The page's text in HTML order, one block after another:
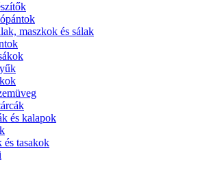
maszkok és sálak
és kalapok
és tasakok